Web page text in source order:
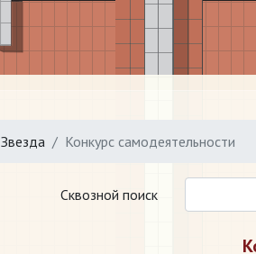
Звезда Конкурс самодеятельности
Сквозной поиск